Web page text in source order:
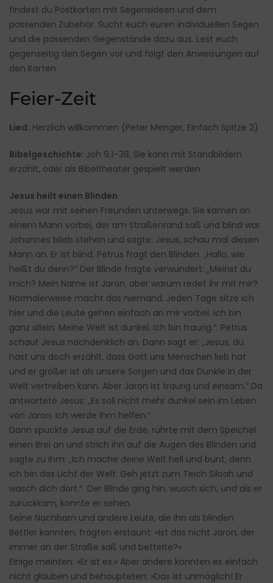
findest du Postkarten mit Segensideen und dem
passenden Zubehör. Sucht euch euren individuellen Segen
und die passenden Gegenstände dazu aus. Lest euch
gegenseitig den Segen vor und folgt den Anweisungen auf
den Karten.
Feier-Zeit
Lied: Herzlich willkommen (Peter Menger, Einfach Spitze 2)
Bibelgeschichte: Joh 9,1–38, Sie kann mit Standbildern
erzählt, oder als Bibeltheater gespielt werden.
Jesus heilt einen Blinden
Jesus war mit seinen Freunden unterwegs. Sie kamen an
einem Mann vorbei, der am Straßenrand saß und blind war.
Johannes blieb stehen und sagte: Jesus, schau mal diesen
Mann an. Er ist blind. Petrus fragt den Blinden. „Hallo, wie
heißt du denn?“ Der Blinde fragte verwundert: „Meinst du
mich? Mein Name ist Jaron. aber warum redet ihr mit mir?
Normalerweise macht das niemand. Jeden Tage sitze ich
hier und die Leute gehen einfach an mir vorbei. Ich bin
ganz allein. Meine Welt ist dunkel. Ich bin traurig.“. Petrus
schaut Jesus nachdenklich an. Dann sagt er: „Jesus, du
hast uns doch erzählt, dass Gott uns Menschen lieb hat
und er größer ist als unsere Sorgen und das Dunkle in der
Welt vertreiben kann. Aber Jaron ist traurig und einsam.“ Da
antwortete Jesus: „Es soll nicht mehr dunkel sein im Leben
von Jaron. Ich werde ihm helfen.“
Dann spuckte Jesus auf die Erde, rührte mit dem Speichel
einen Brei an und strich ihn auf die Augen des Blinden und
sagte zu ihm: „Ich mache deine Welt hell und bunt, denn
ich bin das Licht der Welt. Geh jetzt zum Teich Siloah und
wasch dich dort.“ Der Blinde ging hin, wusch sich, und als er
zurückkam, konnte er sehen.
Seine Nachbarn und andere Leute, die ihn als blinden
Bettler kannten, fragten erstaunt: »Ist das nicht Jaron, der
immer an der Straße saß und bettelte?«
Einige meinten: »Er ist es.« Aber andere konnten es einfach
nicht glauben und behaupteten: »Das ist unmöglich! Er